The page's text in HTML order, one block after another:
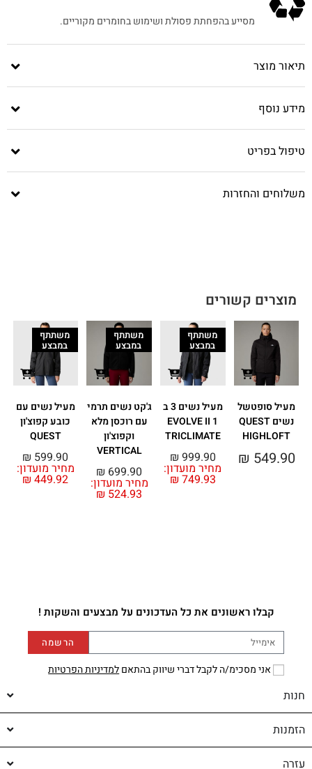
מסייע בהפחתת פסולת ושימוש בחומרים מקוריים.
תיאור מוצר
מידע נוסף
טיפול בפריט
משלוחים והחזרות
מוצרים קשורים
מעיל סופטשל
נשים QUEST
HIGHLOFT
₪ 549.90
משתתף
במבצע
מעיל נשים 3 ב
1 EVOLVE II
TRICLIMATE
מחיר מועדון:
₪ 749.93
₪ 999.90
משתתף
במבצע
ג'קט נשים תרמי
עם רוכסן מלא
וקפוצ'ון
VERTICAL
מחיר מועדון:
₪ 524.93
₪ 699.90
משתתף
במבצע
מעיל נשים עם
כובע קפוצ'ון
QUEST
מחיר מועדון:
₪ 449.92
₪ 599.90
קבלו ראשונים את כל העדכונים על מבצעים והשקות !
אני מסכימ/ה לקבל דברי שיווק בהתאםלמדיניות הפרטיות
הרשמה
חנות
הזמנות
עזרה